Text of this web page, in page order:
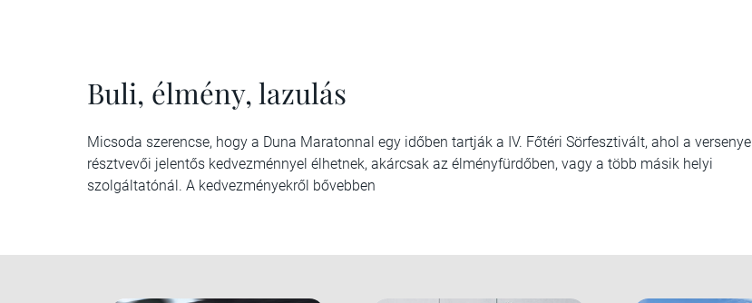
Buli, élmény, lazulás
Micsoda szerencse, hogy a Duna Maratonnal egy időben tartják a IV. Főtéri Sörfesztivált, ahol a versenye
résztvevői jelentős kedvezménnyel élhetnek, akárcsak az élményfürdőben, vagy a több másik helyi
szolgáltatónál. A kedvezményekről bővebben